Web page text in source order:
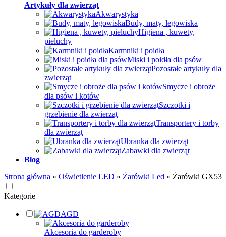
Artykuły dla zwierząt
Akwarystyka
Budy, maty, legowiska
Higiena , kuwety,
pieluchy
Karmniki i poidła
Miski i poidła dla psów
Pozostałe artykuły dla
zwierząt
Smycze i obroże
dla psów i kotów
Szczotki i
grzebienie dla zwierząt
Transportery i torby
dla zwierząt
Ubranka dla zwierząt
Zabawki dla zwierząt
Blog
Strona główna » Oświetlenie LED » Żarówki Led » Żarówki GX53
Kategorie
AGD
Akcesoria do garderoby